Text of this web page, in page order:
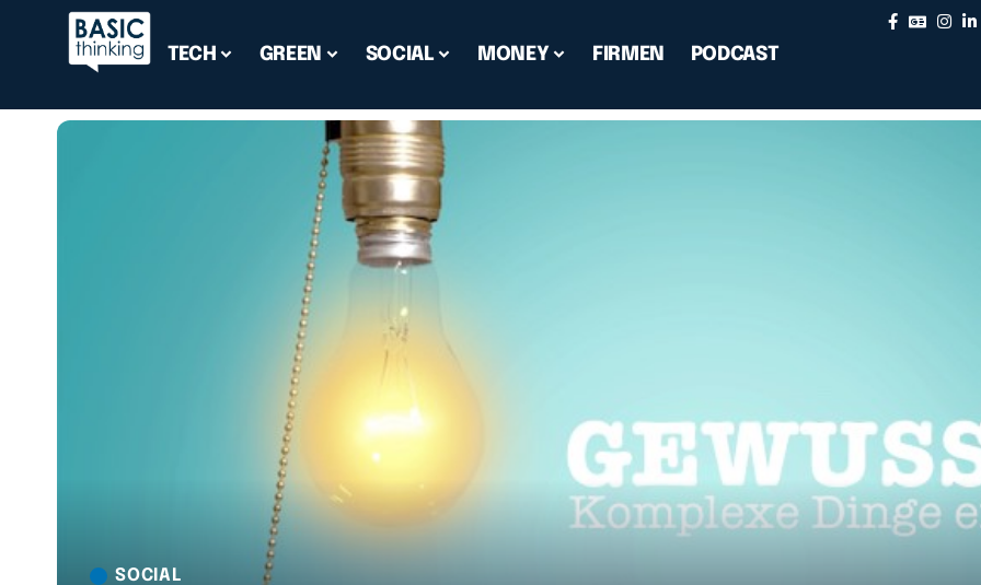
TECH GREEN SOCIAL MONEY FIRMEN PODCAST
SOCIAL